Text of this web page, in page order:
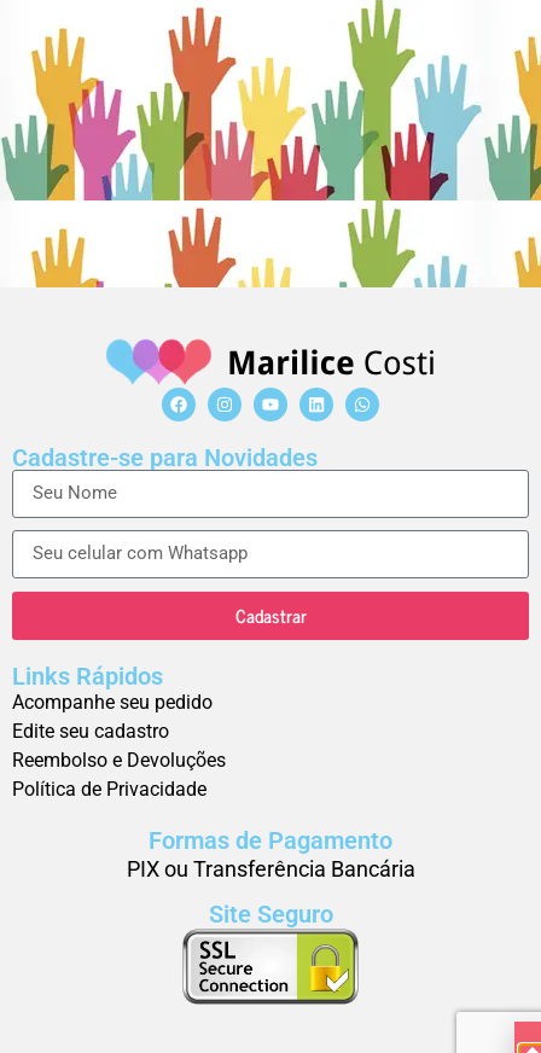
Cadastre-se para Novidades
Cadastrar
Links Rápidos
Acompanhe seu pedido
Edite seu cadastro
Reembolso e Devoluções
Política de Privacidade
Formas de Pagamento
PIX ou Transferência Bancária
Site Seguro